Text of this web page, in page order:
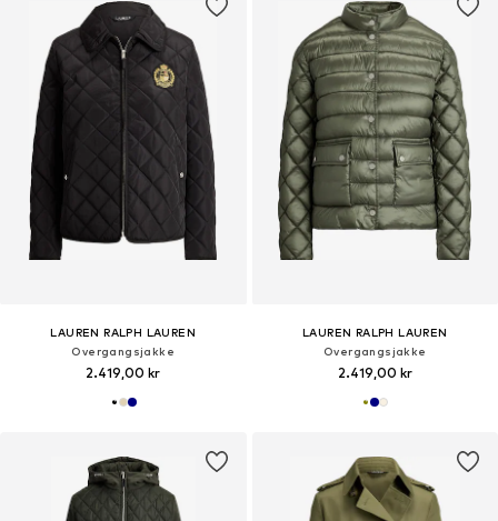
LAUREN RALPH LAUREN
Overgangsjakke
2.419,00 kr
LAUREN RALPH LAUREN
Overgangsjakke
2.419,00 kr